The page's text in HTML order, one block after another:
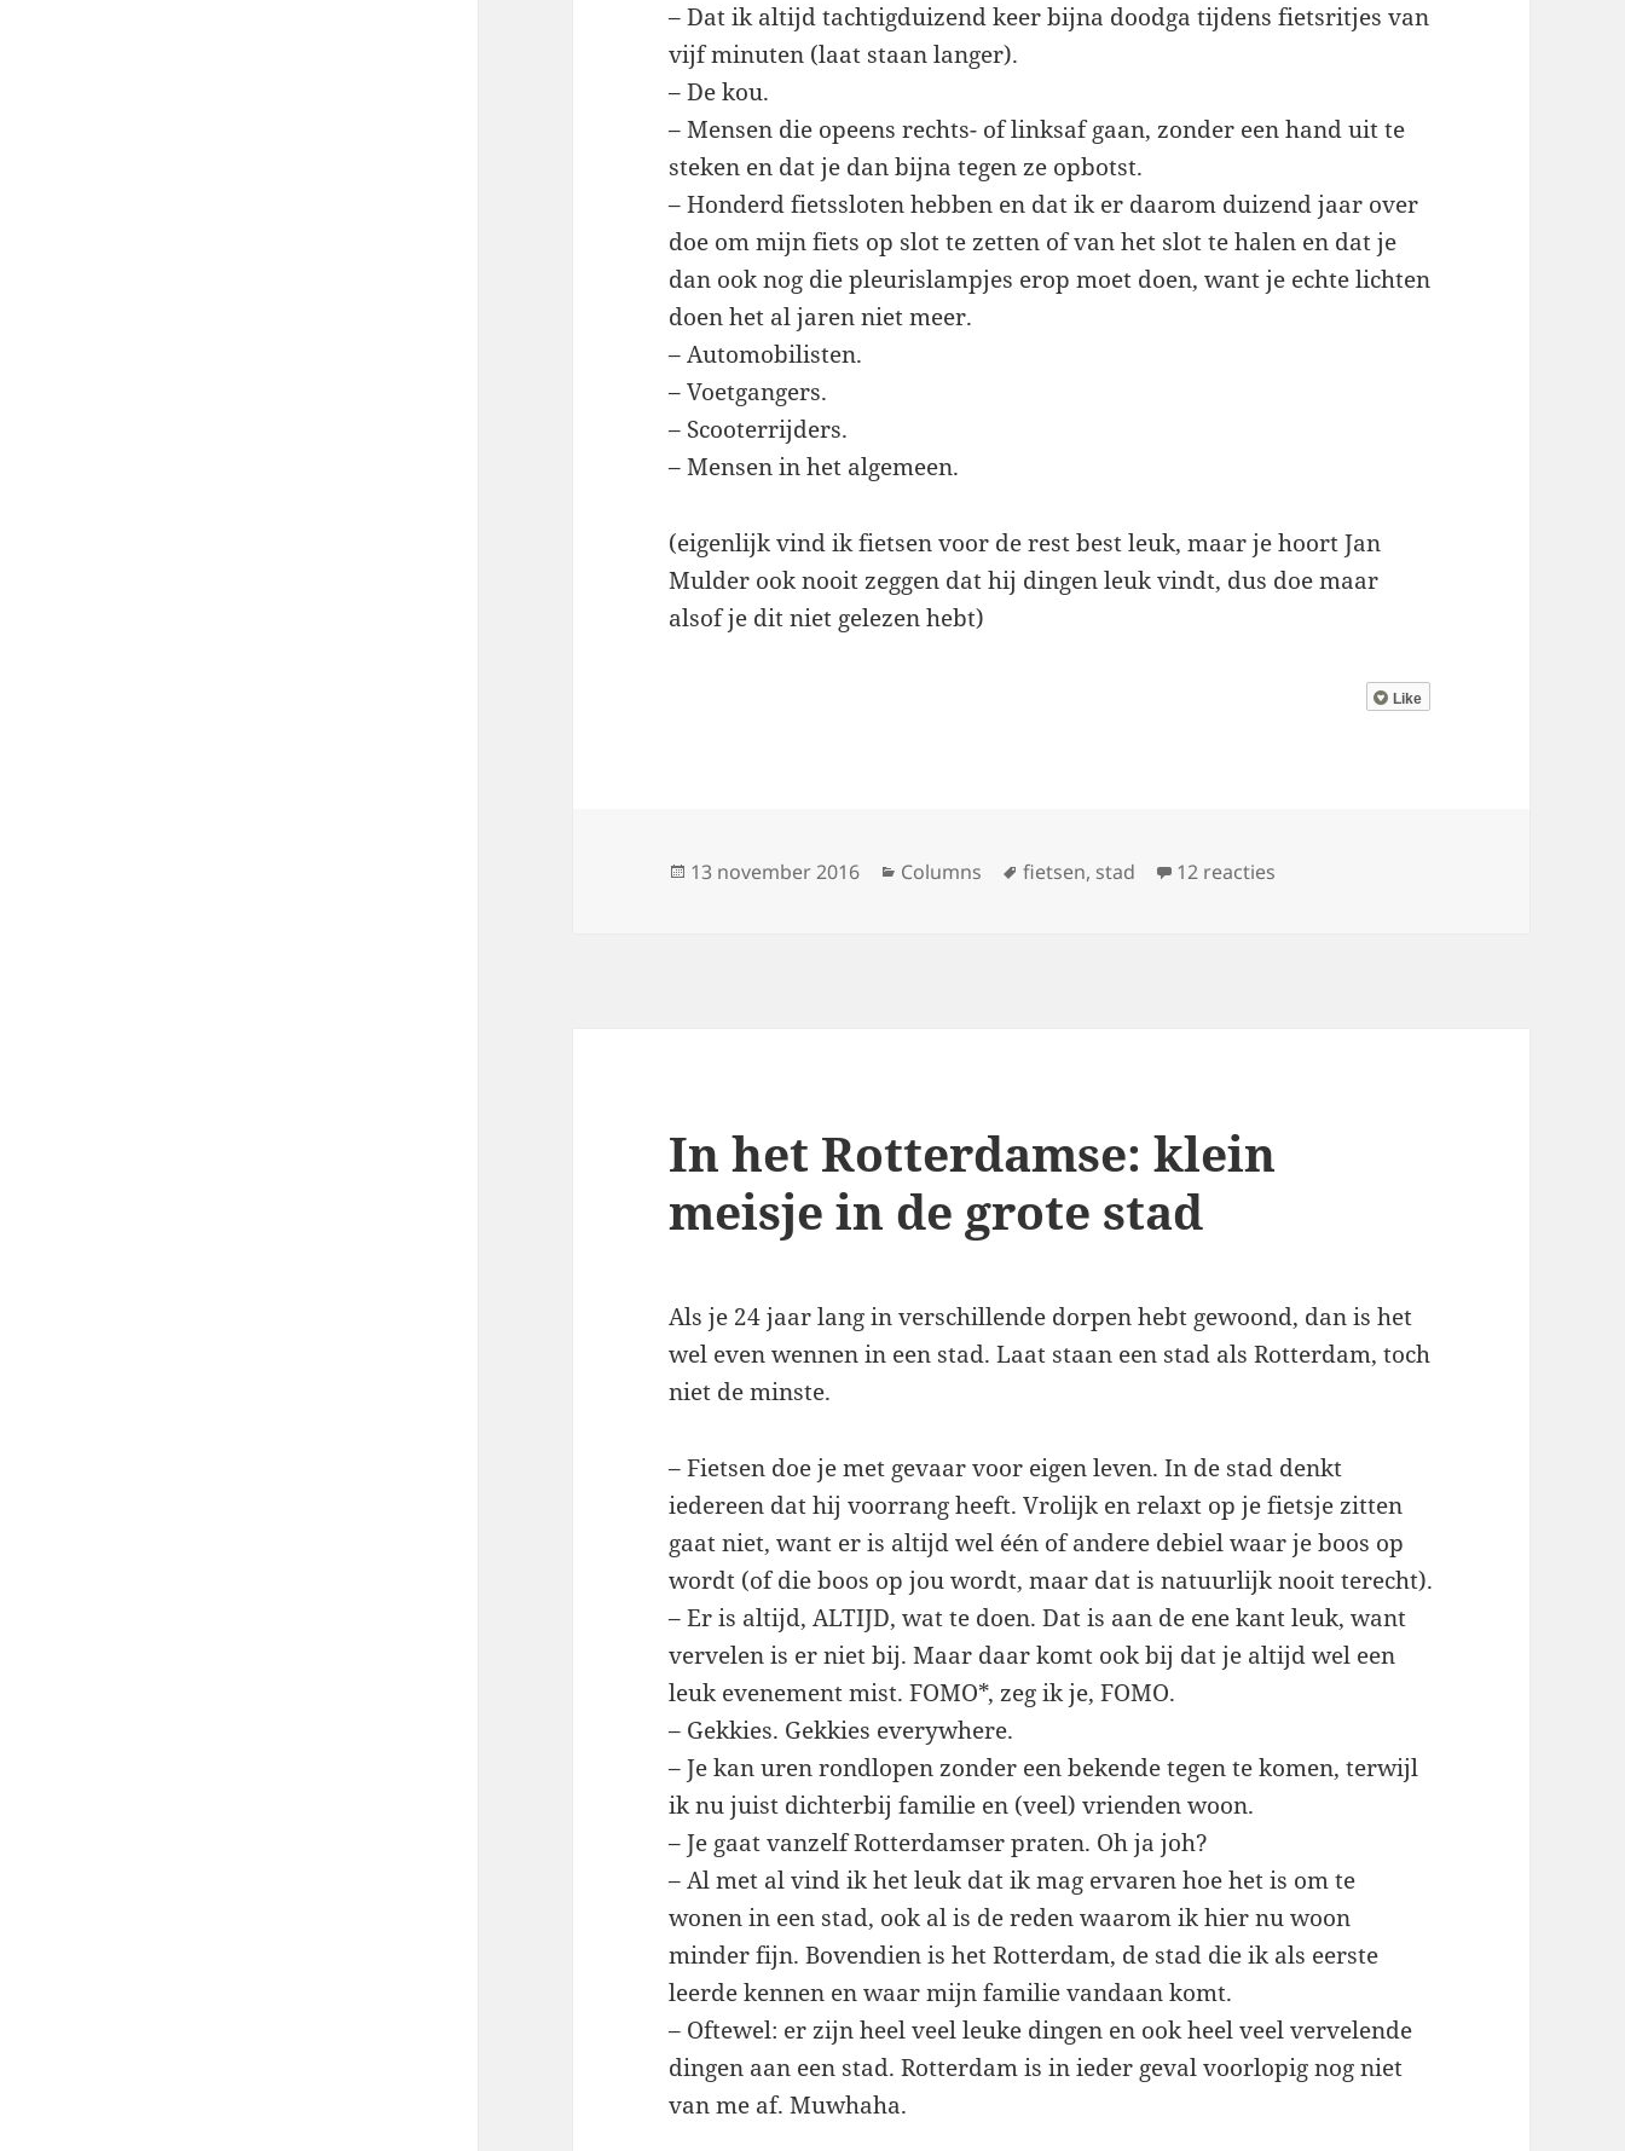
– Dat ik altijd tachtigduizend keer bijna doodga tijdens fietsritjes van
vijf minuten (laat staan langer).
– De kou.
– Mensen die opeens rechts- of linksaf gaan, zonder een hand uit te
steken en dat je dan bijna tegen ze opbotst.
– Honderd fietssloten hebben en dat ik er daarom duizend jaar over
doe om mijn fiets op slot te zetten of van het slot te halen en dat je
dan ook nog die pleurislampjes erop moet doen, want je echte lichten
doen het al jaren niet meer.
– Automobilisten.
– Voetgangers.
– Scooterrijders.
– Mensen in het algemeen.
(eigenlijk vind ik fietsen voor de rest best leuk, maar je hoort Jan
Mulder ook nooit zeggen dat hij dingen leuk vindt, dus doe maar
alsof je dit niet gelezen hebt)
Like
Geplaatst
13 november 2016 Categorieën
Columns Tags
fietsen, stad 12 reacties
In het Rotterdamse: klein
meisje in de grote stad
Als je 24 jaar lang in verschillende dorpen hebt gewoond, dan is het
wel even wennen in een stad. Laat staan een stad als Rotterdam, toch
niet de minste.
– Fietsen doe je met gevaar voor eigen leven. In de stad denkt
iedereen dat hij voorrang heeft. Vrolijk en relaxt op je fietsje zitten
gaat niet, want er is altijd wel één of andere debiel waar je boos op
wordt (of die boos op jou wordt, maar dat is natuurlijk nooit terecht).
– Er is altijd, ALTIJD, wat te doen. Dat is aan de ene kant leuk, want
vervelen is er niet bij. Maar daar komt ook bij dat je altijd wel een
leuk evenement mist. FOMO*, zeg ik je, FOMO.
– Gekkies. Gekkies everywhere.
– Je kan uren rondlopen zonder een bekende tegen te komen, terwijl
ik nu juist dichterbij familie en (veel) vrienden woon.
– Je gaat vanzelf Rotterdamser praten. Oh ja joh?
– Al met al vind ik het leuk dat ik mag ervaren hoe het is om te
wonen in een stad, ook al is de reden waarom ik hier nu woon
minder fijn. Bovendien is het Rotterdam, de stad die ik als eerste
leerde kennen en waar mijn familie vandaan komt.
– Oftewel: er zijn heel veel leuke dingen en ook heel veel vervelende
dingen aan een stad. Rotterdam is in ieder geval voorlopig nog niet
van me af. Muwhaha.